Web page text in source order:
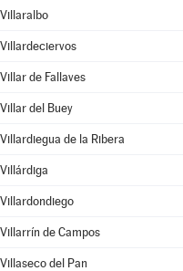
Villaralbo
Villardeciervos
Villar de Fallaves
Villar del Buey
Villardiegua de la Ribera
Villárdiga
Villardondiego
Villarrín de Campos
Villaseco del Pan